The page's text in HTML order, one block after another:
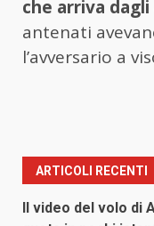
che arriva dagli
antenati
l’avversario a
ARTICOLI RECENTI
Il video del volo di